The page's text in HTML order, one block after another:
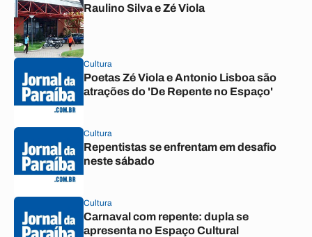
Raulino Silva e Zé Viola
Cultura
Poetas Zé Viola e Antonio Lisboa são
atrações do 'De Repente no Espaço'
Cultura
Repentistas se enfrentam em desafio
neste sábado
Cultura
Carnaval com repente: dupla se
apresenta no Espaço Cultural